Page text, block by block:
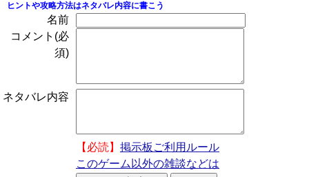
ヒントや攻略方法はネタバレ内容に書こう
名前
コメント(必
須)
ネタバレ内容
【必読】 掲示板ご利用ルール
このゲーム以外の雑談などは